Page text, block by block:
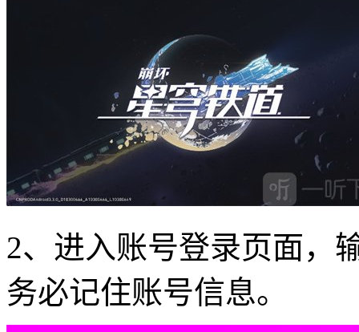
2、进入账号登录页面，
务必记住账号信息。